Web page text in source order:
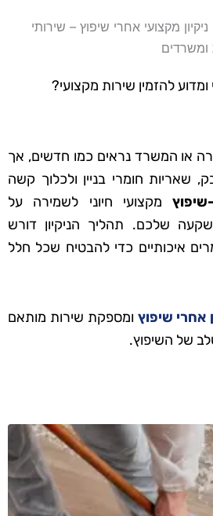
ניקיון מקצועי אחרי שיפוץ – שירותי
ומשרדים
ומדוע להזמין שירות מקצועי?
או המשרד נראים כמו חדשים, אך
שאריות חומרי בניין ולכלוך קשה
שיפוץמקצועי חיוני לשמירה על
שלכם. תהליך הניקיון דורש
איכותיים כדי להבטיח שכל חלל
אחרי שיפוץ ומספקת שירות מותאם
של השיפוץ.